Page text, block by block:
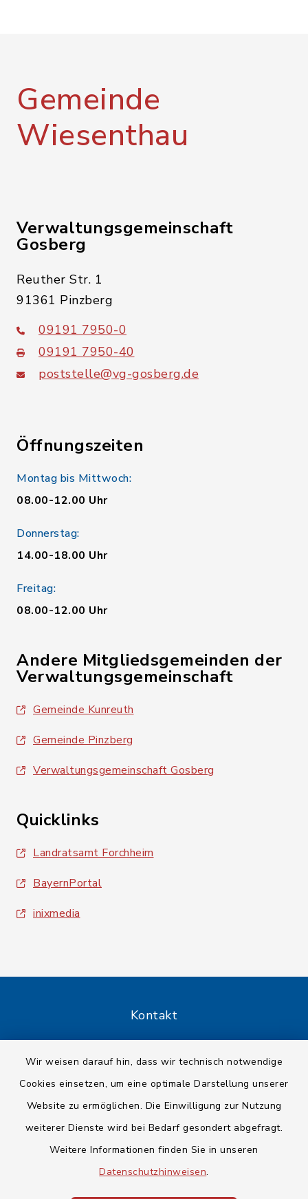
Wir weisen darauf hin, dass wir technisch notwendige
Cookies einsetzen, um eine optimale Darstellung unserer
Website zu ermöglichen. Die Einwilligung zur Nutzung
weiterer Dienste wird bei Bedarf gesondert abgefragt.
Weitere Informationen finden Sie in unseren
Datenschutzhinweisen.
Gemeinde
Wiesenthau
Verwaltungsgemeinschaft
Gosberg
Reuther Str. 1
91361 Pinzberg
09191 7950-0
09191 7950-40
poststelle@vg-gosberg.de
Öffnungszeiten
Montag bis Mittwoch:
08.00-12.00 Uhr
Donnerstag:
14.00-18.00 Uhr
Freitag:
08.00-12.00 Uhr
Andere Mitgliedsgemeinden der
Verwaltungsgemeinschaft
Gemeinde Kunreuth
Gemeinde Pinzberg
Verwaltungsgemeinschaft Gosberg
Quicklinks
Landratsamt Forchheim
BayernPortal
inixmedia
Kontakt
Datenschutz
Impressum
Sitemap
Cookie-Einstellungen